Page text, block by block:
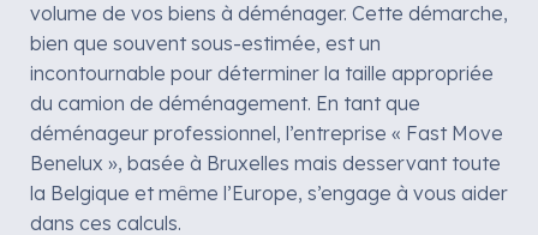
volume de vos biens à déménager. Cette démarche,
bien que souvent sous-estimée, est un
incontournable pour déterminer la taille appropriée
du camion de déménagement. En tant que
déménageur professionnel, l’entreprise « Fast Move
Benelux », basée à Bruxelles mais desservant toute
la Belgique et même l’Europe, s’engage à vous aider
dans ces calculs.